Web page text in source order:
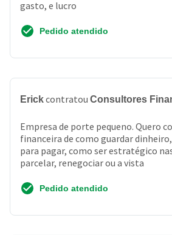
gasto, e lucro
Pedido atendido
Erickcontratou Consultores
Empresa de porte pequeno. Quero
financeira de como guardar
para pagar, como ser estratégico
parcelar, renegociar ou a vista
Pedido atendido